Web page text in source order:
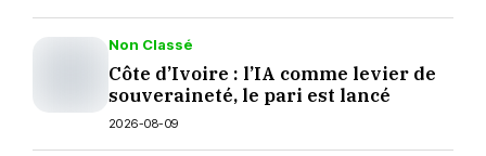
Non Classé
Côte d’Ivoire : l’IA comme levier de
souveraineté, le pari est lancé
2026-08-09